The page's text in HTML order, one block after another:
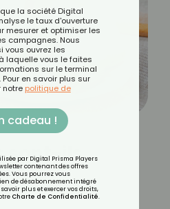
sont-ils
la société Digital
le taux d'ouverture
mesurer et optimiser les
campagnes. Nous
vous ouvrez les
laquelle vous le faites
sur le terminal
en savoir plus sur
notre politique de
cadeau !
par Digital Prisma Players
contenant des offres
Vous pourrez vous
de désabonnement intégré
plus et exercer vos droits,
Charte de Confidentialité.